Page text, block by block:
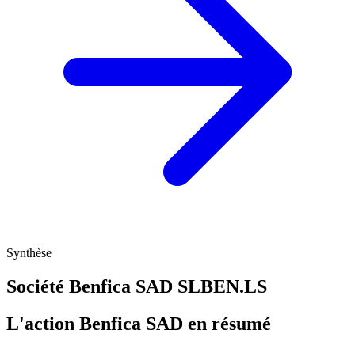
Synthèse
Société Benfica SAD SLBEN.LS
L'action Benfica SAD en résumé